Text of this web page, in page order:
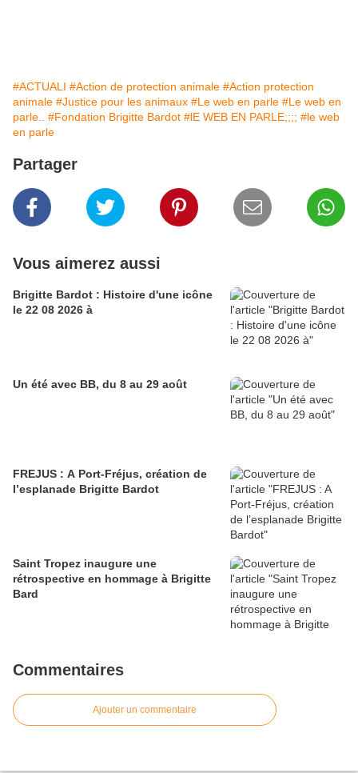
#ACTUALI #Action de protection animale #Action protection
animale #Justice pour les animaux #Le web en parle #Le web en
parle..
#Fondation Brigitte Bardot #lE WEB EN PARLE;;;; #le web
en parle
Partager
Vous aimerez aussi
Brigitte Bardot : Histoire d'une icône
le 22 08 2026 à
Un été avec BB, du 8 au 29 août
FREJUS : A Port-Fréjus, création de
l’esplanade Brigitte Bardot
Saint Tropez inaugure une
rétrospective en hommage à Brigitte
Bard
Commentaires
Ajouter un commentaire